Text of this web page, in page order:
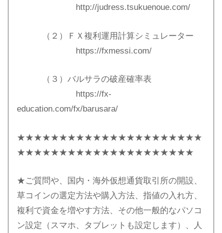
http://judress.tsukuenoue.com/
（２）ＦＸ複利運用計算シミュレーター
https://fxmessi.com/
（３）バルサラの破産確率表
https://fx-
education.com/fx/barusara/
★★★★★★★★★★★★★★★★★★★★★★
★★★★★★★★★★★★★★★★★★★★★
★ご質問や、国内・海外仮想通貨取引所の開設、
草コインの選定方法や購入方法、指値の入れ方、
複利で資金を増やす方法、その他一般的なパソコ
ン設定（スマホ、タブレットも設定します）、人